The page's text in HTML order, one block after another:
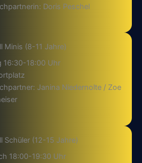
Doris Peschel
Minis (8-11 Jahre)
16:30-18:00 Uhr
Janina Niedernolte / Zoe
Schüler (12-15 Jahre)
18:00-19:30 Uhr